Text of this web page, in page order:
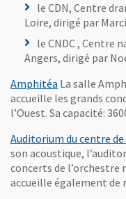
le CDN, Centre
Loire, dirigé par
le CNDC , Centre
Angers, dirigé par
Amphitéa , Ouvre une
La salle
accueille les grands
l’Ouest. Sa capacité:
Auditorium du centre
son acoustique,
concerts de l’orchestre
accueille également de